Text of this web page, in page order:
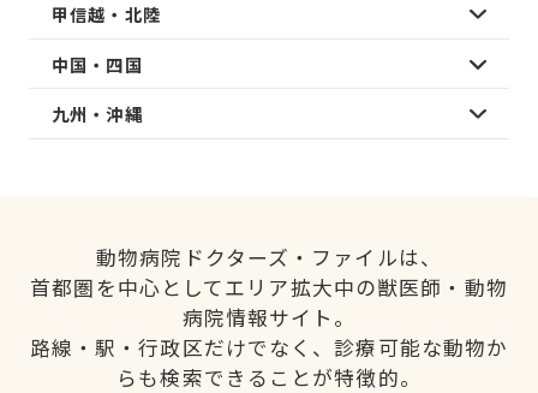
甲信越・北陸
中国・四国
九州・沖縄
動物病院ドクターズ・ファイルは、
首都圏を中心としてエリア拡大中の獣医師・動物
病院情報サイト。
路線・駅・行政区だけでなく、診療可能な動物か
らも検索できることが特徴的。